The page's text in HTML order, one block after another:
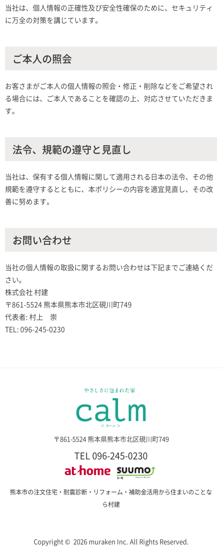
当社は、個人情報の正確性及び安全性確保のために、セキュリティ
に万全の対策を講じています。
ご本人の照会
お客さまがご本人の個人情報の照会・修正・削除などをご希望され
る場合には、ご本人であることを確認の上、対応させていただきま
す。
法令、規範の遵守と見直し
当社は、保有する個人情報に関して適用される日本の法令、その他
規範を遵守するとともに、本ポリシーの内容を適宜見直し、その改
善に努めます。
お問い合わせ
当社の個人情報の取扱に関するお問い合わせは下記までご連絡くだ
さい。
株式会社 村建
〒861-5524 熊本県熊本市北区硯川町749
代表者: 村上 崇
TEL: 096-245-0230
〒861-5524 熊本県熊本市北区硯川町749
TEL 096-245-0230
熊本市の注文住宅・耐震診断・リフォーム・補助金活用から住まいのことな
ら村建
Copyright © 2026 muraken Inc. All Rights Reserved.